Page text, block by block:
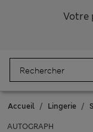
Votre
Accueil Lingerie
AUTOGRAPH